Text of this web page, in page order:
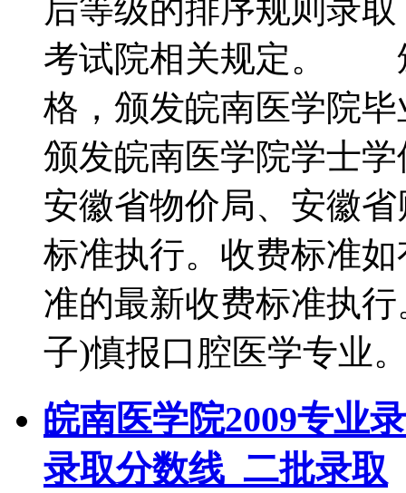
后等级的排序规则录
考试院相关规定。
格，颁发皖南医学院
颁发皖南医学院学士
安徽省物价局、安徽
标准执行。收费标准
准的最新收费标准执
子)慎报口腔医学专业
皖南医学院2009专业
录取分数线_二批录取